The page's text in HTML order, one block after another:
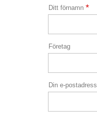
Ditt förnamn *
Företag
Din e-postadress